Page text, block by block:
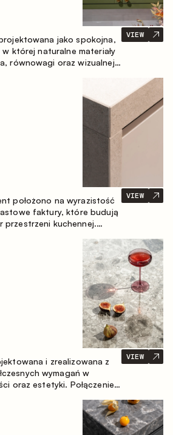
jako spokojna,
w której naturalne materiały
równowagi oraz wizualnej
VIEW
położono na wyrazistość
faktury, które budują
przestrzeni kuchennej.
w której każdy
VIEW
i zrealizowana z
wymagań w
oraz estetyki. Połączenie
VIEW